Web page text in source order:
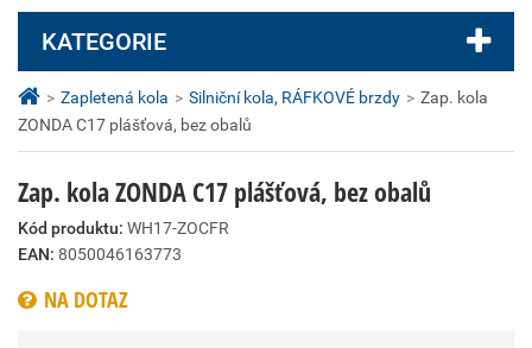
> Zapletená kola > Silniční kola, RÁFKOVÉ brzdy > Zap. kola
ZONDA C17 plášťová, bez obalů
Zap. kola ZONDA C17 plášťová, bez obalů
Kód produktu: WH17-ZOCFR
EAN: 8050046163773
NA DOTAZ
KATEGORIE